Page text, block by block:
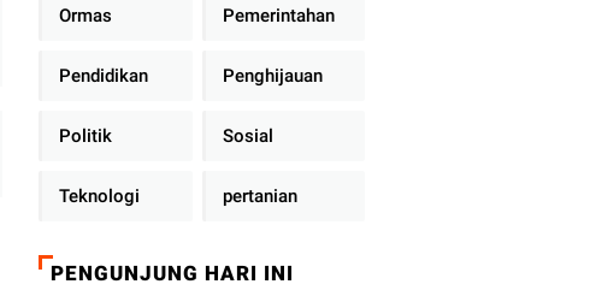
Ormas Pemerintahan
Pendidikan Penghijauan
Politik Sosial
Teknologi pertanian
PENGUNJUNG HARI INI